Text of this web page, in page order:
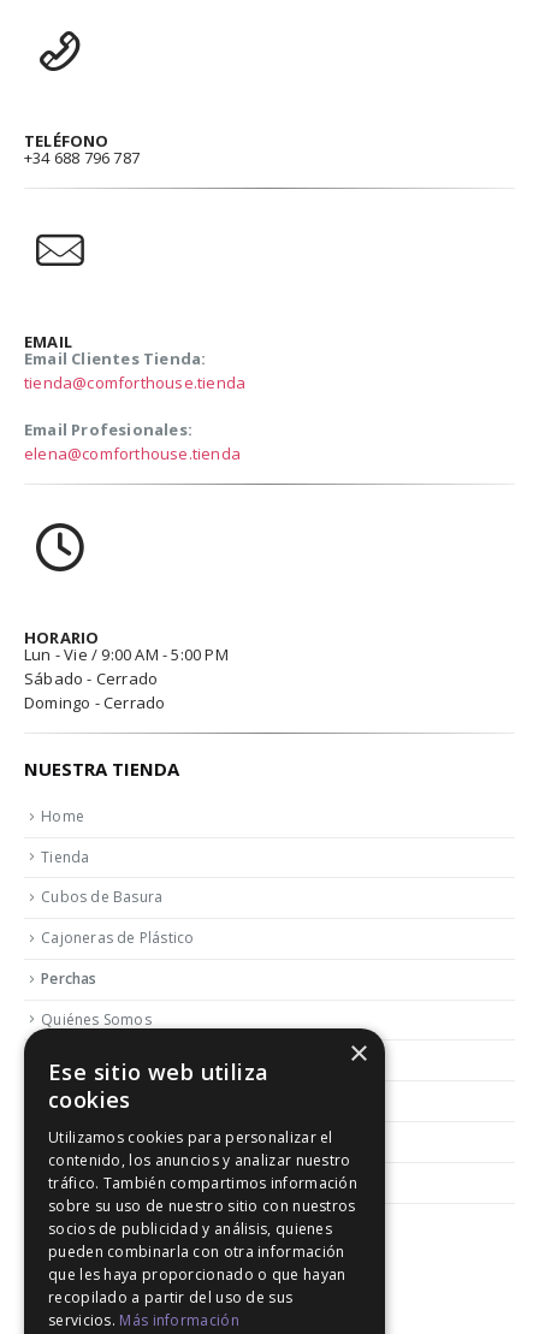
TELÉFONO
+34 688 796 787
EMAIL
Email Clientes Tienda:
tienda@comforthouse.tienda
Email Profesionales:
elena@comforthouse.tienda
HORARIO
Lun - Vie / 9:00 AM - 5:00 PM
Sábado - Cerrado
Domingo - Cerrado
NUESTRA TIENDA
Home
Tienda
Cubos de Basura
Cajoneras de Plástico
Perchas
Quiénes Somos
Contactar
Blog
Política de Reembolso y Devoluciones
Aviso Legal
×
Ese sitio web utiliza
cookies
Utilizamos cookies para personalizar el
contenido, los anuncios y analizar nuestro
tráfico. También compartimos información
sobre su uso de nuestro sitio con nuestros
socios de publicidad y análisis, quienes
pueden combinarla con otra información
que les haya proporcionado o que hayan
recopilado a partir del uso de sus
servicios. Más información